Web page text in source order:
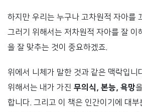
하지만 우리는 누구나 고차원적 자아를
그러기 위해서는 저차원적 자아를 잘 이
을 잘 맞추는 것이 중요하겠죠.
위에서 니체가 말한 것과 같은 맥락입니
위해서는 내가 가진 무의식, 본능, 욕망
합니다. 그리고 이 책은 인간이기에 대